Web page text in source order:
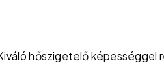
hőszigetelő képességgel